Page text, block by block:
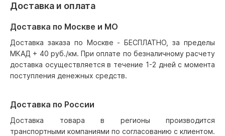
Доставка и оплата
Доставка по Москве и МО
Доставка заказа по Москве - БЕСПЛАТНО, за пределы
МКАД + 40 руб./км. При оплате по безналичному расчету
доставка осуществляется в течение 1-2 дней с момента
поступления денежных средств.
Доставка по России
Доставка товара в регионы производится
транспортными компаниями по согласованию с клиентом.